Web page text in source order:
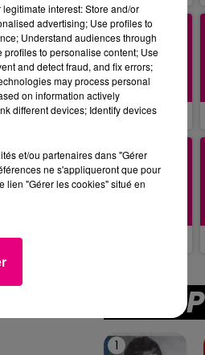
LE TOP
1
interest: Store and/or
advertising; Use profiles to
Understand audiences through
to personalise content; Use
and detect fraud, and fix errors;
may process personal
on information actively
different devices; Identify devices
et/ou partenaires dans "Gérer
ne s'appliqueront que pour
lien "Gérer les cookies" situé en